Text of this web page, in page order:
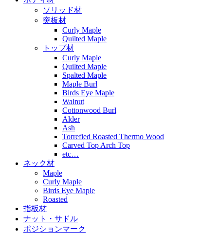
ソリッド材
突板材
Curly Maple
Quilted Maple
トップ材
Curly Maple
Quilted Maple
Spalted Maple
Maple Burl
Birds Eye Maple
Walnut
Cottonwood Burl
Alder
Ash
Torrefied Roasted Thermo Wood
Carved Top Arch Top
etc…
ネック材
Maple
Curly Maple
Birds Eye Maple
Roasted
指板材
ナット・サドル
ポジションマーク